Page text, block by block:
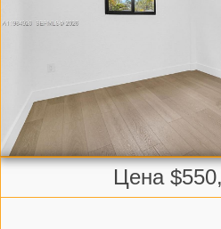
Цена